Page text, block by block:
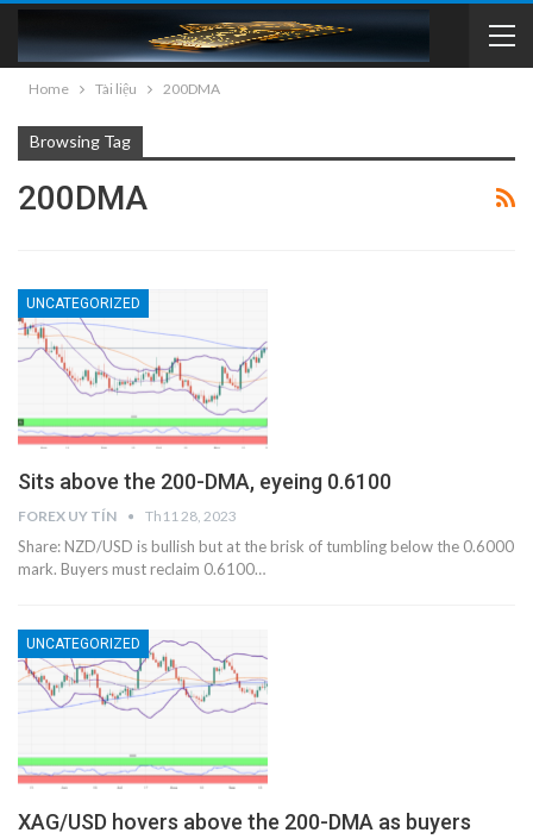
Home Tài liệu 200DMA
Browsing Tag
200DMA
UNCATEGORIZED
Sits above the 200-DMA, eyeing 0.6100
FOREX UY TÍN Th11 28, 2023
Share: NZD/USD is bullish but at the brisk of tumbling below the 0.6000
mark. Buyers must reclaim 0.6100…
UNCATEGORIZED
XAG/USD hovers above the 200-DMA as buyers